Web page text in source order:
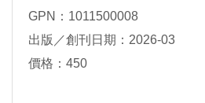
GPN：1011500008
出版／創刊日期：2026-03
價格：450